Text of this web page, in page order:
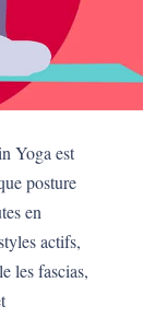
Yoga est
posture
en
actifs,
les fascias,